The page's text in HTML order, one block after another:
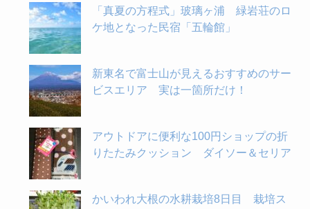
「真夏の方程式」玻璃ヶ浦 緑岩荘のロ
ケ地となった民宿「五輪館」
新東名で富士山が見えるおすすめのサー
ビスエリア 実は一箇所だけ！
アウトドアに便利な100円ショップの折
りたたみクッション ダイソー＆セリア
かいわれ大根の水耕栽培8日目 栽培ス